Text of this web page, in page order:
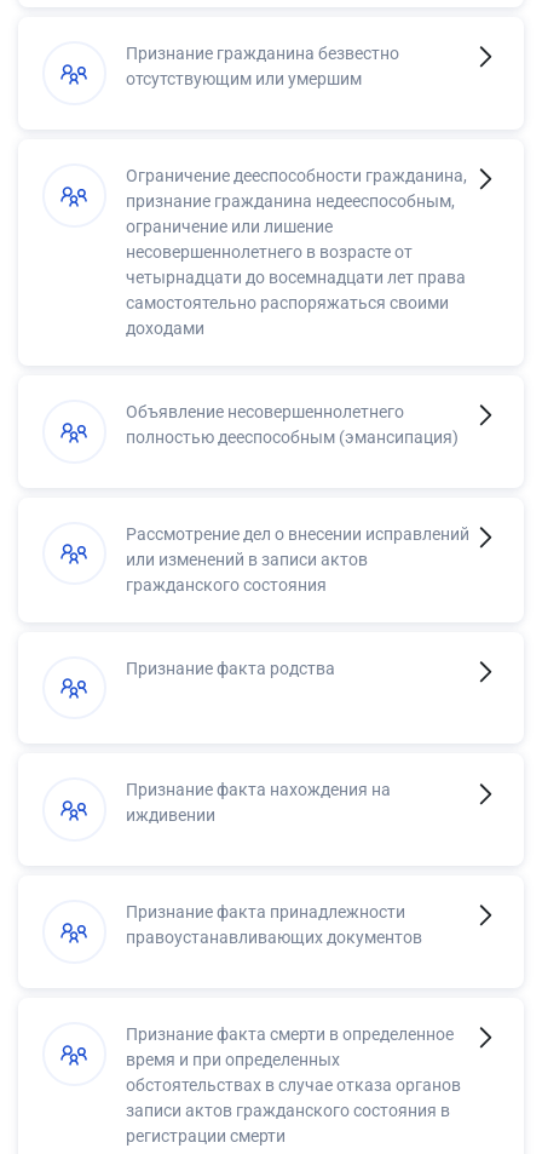
Признание гражданина безвестно
отсутствующим или умершим
Ограничение дееспособности гражданина,
признание гражданина недееспособным,
ограничение или лишение
несовершеннолетнего в возрасте от
четырнадцати до восемнадцати лет права
самостоятельно распоряжаться своими
доходами
Объявление несовершеннолетнего
полностью дееспособным (эмансипация)
Рассмотрение дел о внесении исправлений
или изменений в записи актов
гражданского состояния
Признание факта родства
Признание факта нахождения на
иждивении
Признание факта принадлежности
правоустанавливающих документов
Признание факта смерти в определенное
время и при определенных
обстоятельствах в случае отказа органов
записи актов гражданского состояния в
регистрации смерти